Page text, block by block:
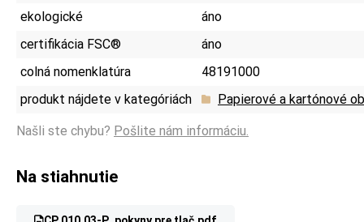
ekologické
áno
certifikácia FSC®
áno
colná nomenklatúra
48191000
produkt nájdete v kategóriách
Papierové a kartónové
Našli ste chybu? Pošlite nám informáciu.
Na stiahnutie